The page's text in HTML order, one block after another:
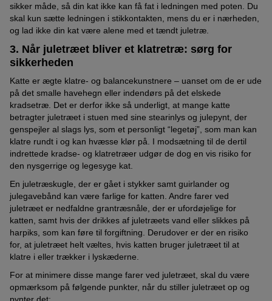
sikker måde, så din kat ikke kan få fat i ledningen med poten. Du
skal kun sætte ledningen i stikkontakten, mens du er i nærheden,
og lad ikke din kat være alene med et tændt juletræ.
3. Når juletræet bliver et klatretræ: sørg for
sikkerheden
Katte er ægte klatre- og balancekunstnere – uanset om de er ude
på det smalle havehegn eller indendørs på det elskede
kradsetræ. Det er derfor ikke så underligt, at mange katte
betragter juletræet i stuen med sine stearinlys og julepynt, der
genspejler al slags lys, som et personligt “legetøj”, som man kan
klatre rundt i og kan hvæsse klør på. I modsætning til de dertil
indrettede kradse- og klatretræer udgør de dog en vis risiko for
den nysgerrige og legesyge kat.
En juletræskugle, der er gået i stykker samt guirlander og
julegavebånd kan være farlige for katten. Andre farer ved
juletræet er nedfaldne grantræsnåle, der er ufordøjelige for
katten, samt hvis der drikkes af juletræets vand eller slikkes på
harpiks, som kan føre til forgiftning. Derudover er der en risiko
for, at juletræet helt væltes, hvis katten bruger juletræet til at
klatre i eller trækker i lyskæderne.
For at minimere disse mange farer ved juletræet, skal du være
opmærksom på følgende punkter, når du stiller juletræet op og